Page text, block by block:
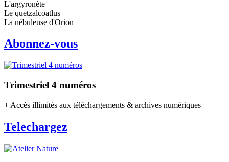
L'argyronète
Le quetzalcoatlus
La nébuleuse d'Orion
Abonnez-vous
Trimestriel 4 numéros
+ Accès illimités aux téléchargements & archives numériques
Telechargez